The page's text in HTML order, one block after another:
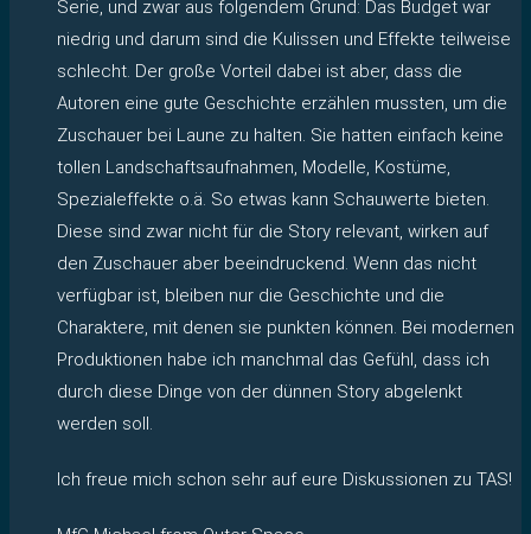
Serie, und zwar aus folgendem Grund: Das Budget war
niedrig und darum sind die Kulissen und Effekte teilweise
schlecht. Der große Vorteil dabei ist aber, dass die
Autoren eine gute Geschichte erzählen mussten, um die
Zuschauer bei Laune zu halten. Sie hatten einfach keine
tollen Landschaftsaufnahmen, Modelle, Kostüme,
Spezialeffekte o.ä. So etwas kann Schauwerte bieten.
Diese sind zwar nicht für die Story relevant, wirken auf
den Zuschauer aber beeindruckend. Wenn das nicht
verfügbar ist, bleiben nur die Geschichte und die
Charaktere, mit denen sie punkten können. Bei modernen
Produktionen habe ich manchmal das Gefühl, dass ich
durch diese Dinge von der dünnen Story abgelenkt
werden soll.
Ich freue mich schon sehr auf eure Diskussionen zu TAS!